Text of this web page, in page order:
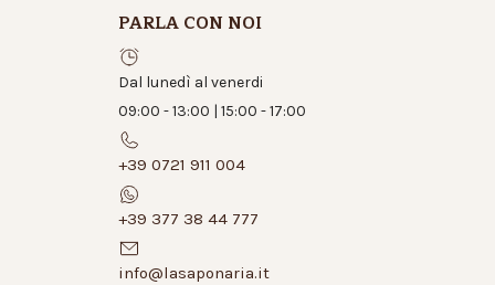
PARLA CON NOI
Dal lunedì al venerdi
09:00 - 13:00 | 15:00 - 17:00
+39 0721 911 004
+39 377 38 44 777
info@lasaponaria.it